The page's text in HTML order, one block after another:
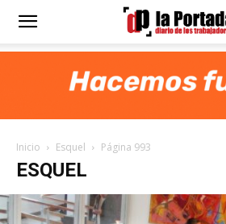
Diario
Portada
Inicio Esquel Página 993
ESQUEL